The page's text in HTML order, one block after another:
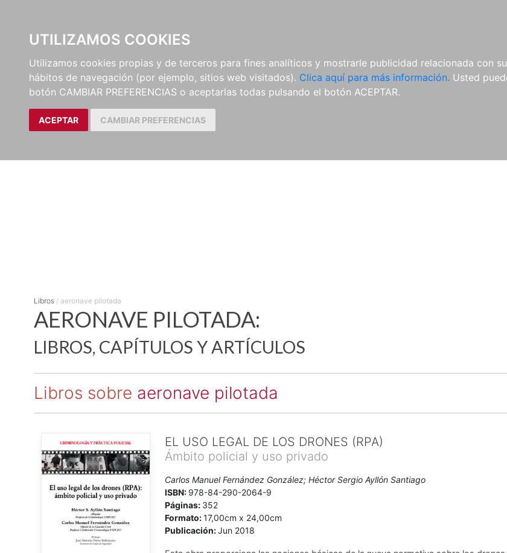
UTILIZAMOS COOKIES
Utilizamos cookies propias y de terceros para fines analíticos y mostrarle publicidad relacionada con
hábitos de navegación (por ejemplo, sitios web visitados). Clica aquí para más información. Usted
botón CAMBIAR PREFERENCIAS o aceptarlas todas pulsando el botón ACEPTAR.
ACEPTAR CAMBIAR PREFERENCIAS
EDITORIAL E-BOOKS
LibrosAutoresColecciones
Libros / aeronave pilotada
AERONAVE PILOTADA:
LIBROS, CAPÍTULOS Y ARTÍCULOS
Libros sobre aeronave pilotada
EL USO LEGAL DE LOS DRONES (RPA)
Ámbito policial y uso privado
Carlos Manuel Fernández González; Héctor Sergio Ayllón Santiago
ISBN: 978-84-290-2064-9
Páginas: 352
Formato:17,00cm x 24,00cm
Publicación:Jun 2018